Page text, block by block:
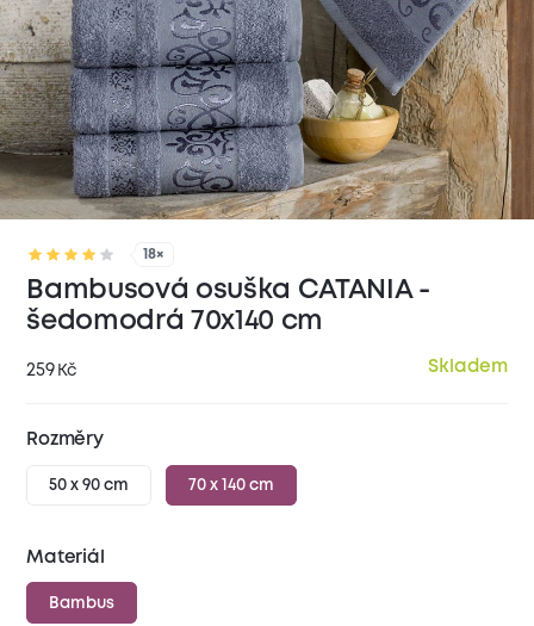
18×
Bambusová osuška CATANIA -
šedomodrá 70x140 cm
259 Kč Skladem
Rozměry
50 x 90 cm 70 x 140 cm
Materiál
Bambus